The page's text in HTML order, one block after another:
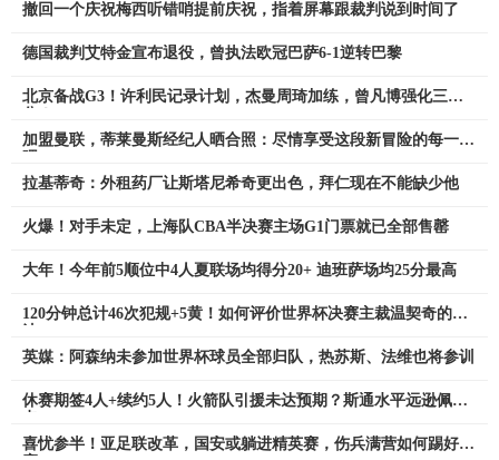
撤回一个庆祝梅西听错哨提前庆祝，指着屏幕跟裁判说到时间了
德国裁判艾特金宣布退役，曾执法欧冠巴萨6-1逆转巴黎
北京备战G3！许利民记录计划，杰曼周琦加练，曾凡博强化三
加盟曼联，蒂莱曼斯经纪人晒合照：尽情享受这段新冒险的每一刻
拉基蒂奇：外租药厂让斯塔尼希奇更出色，拜仁现在不能缺少他
火爆！对手未定，上海队CBA半决赛主场G1门票就已全部售罄
大年！今年前5顺位中4人夏联场均得分20+ 迪班萨场均25分最高
120分钟总计46次犯规+5黄！如何评价世界杯决赛主裁温契奇的执
英媒：阿森纳未参加世界杯球员全部归队，热苏斯、法维也将参训
休赛期签4人+续约5人！火箭队引援未达预期？斯通水平远逊佩林
喜忧参半！亚足联改革，国安或躺进精英赛，伤兵满营如何踢好比